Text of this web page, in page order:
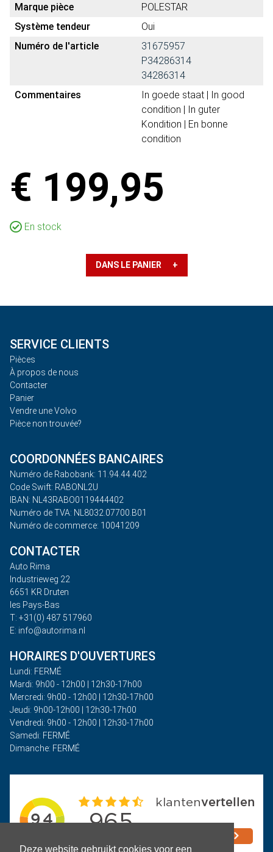
Deze website gebruikt cookies voor een
Marque pièce
POLESTAR
Système tendeur
Oui
Numéro de l'article
31675957
P34286314
34286314
Commentaires
In goede staat | In good
condition | In guter
Kondition | En bonne
condition
€ 199,95
En stock
DANS LE PANIER +
SERVICE CLIENTS
Pièces
À propos de nous
Contacter
Panier
Vendre une Volvo
Pièce non trouvée?
COORDONNÉES BANCAIRES
Numéro de Rabobank: 11.94.44.402
Code Swift: RABONL2U
IBAN: NL43RABO0119444402
Numéro de TVA: NL8032.07700.B01
Numéro de commerce: 10041209
CONTACTER
Auto Rima
Industrieweg 22
6651 KR Druten
les Pays-Bas
T: +31(0) 487 517960
E: info@autorima.nl
HORAIRES D'OUVERTURES
Lundi: FERMÉ
Mardi: 9h00 - 12h00 | 12h30-17h00
Mercredi: 9h00 - 12h00 | 12h30-17h00
Jeudi: 9h00-12h00 | 12h30-17h00
Vendredi: 9h00 - 12h00 | 12h30-17h00
Samedi: FERMÉ
Dimanche: FERMÉ